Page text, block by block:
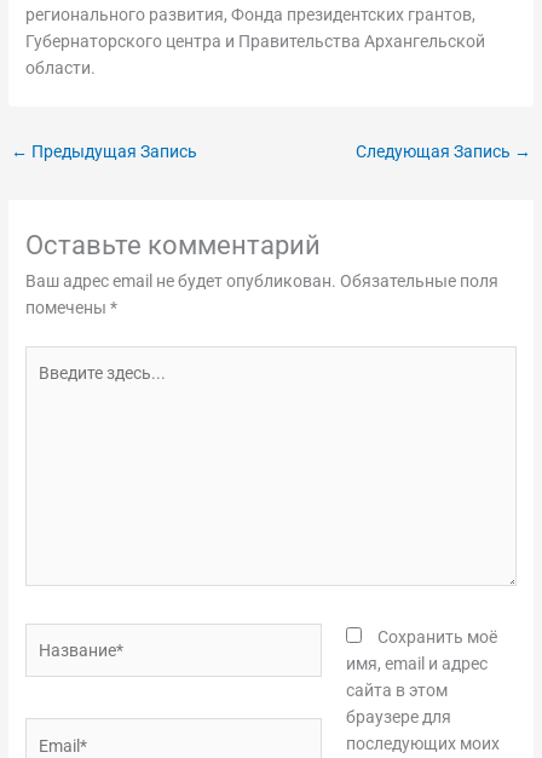
регионального развития, Фонда президентских грантов,
Губернаторского центра и Правительства Архангельской
области.
← Предыдущая Запись Следующая Запись →
Оставьте комментарий
Ваш адрес email не будет опубликован. Обязательные поля
помечены*
здесь...
Сохранить моё
имя, email и адрес
сайта в этом
браузере для
последующих моих